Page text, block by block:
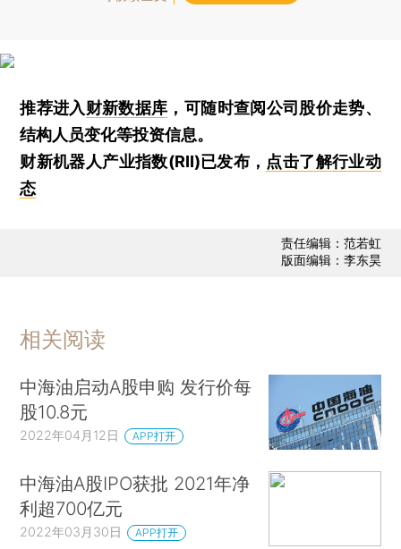
推荐进入财新数据库 ，可随时查阅公司股价走势、
结构人员变化等投资信息。
财新机器人产业指数(RII)已发布， 点击了解行业动
态
责任编辑：范若虹
版面编辑：李东昊
相关阅读
中海油启动A股申购 发行价每
股10.8元
2022年04月12日 APP打开
中海油A股IPO获批 2021年净
利超700亿元
2022年03月30日 APP打开